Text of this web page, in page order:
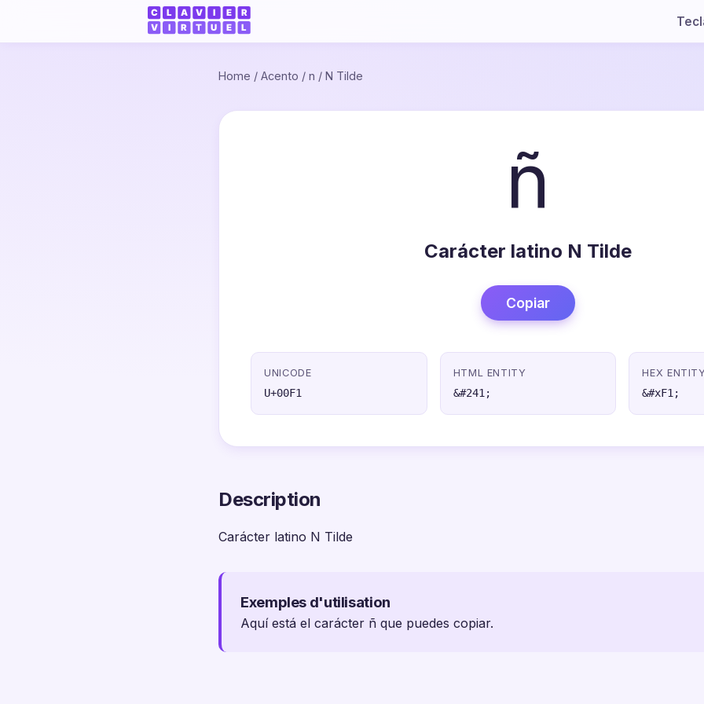
Home / Acento / n / N Tilde
ñ
Carácter latino N Tilde
Copiar
UNICODE
U+00F1
HTML ENTITY
&#241;
HEX
&#xF1;
Description
Carácter latino N Tilde
Exemples d'utilisation
Aquí está el carácter ñ que puedes copiar.